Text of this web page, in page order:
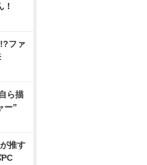
！
ファ
ら描
ー”
推す